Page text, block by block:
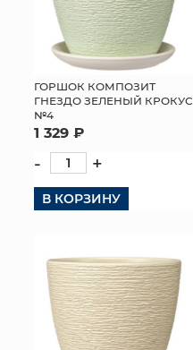
ГОРШОК КОМПОЗИТ
ГНЕЗДО ЗЕЛЕНЫЙ КРОКУС
№4
1 329 ₽
- +
В КОРЗИНУ